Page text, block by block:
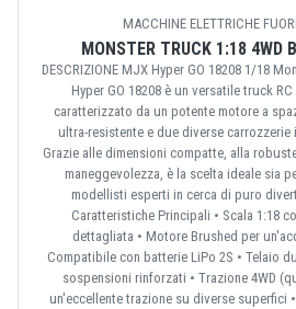
MACCHINE ELETTRICHE
MONSTER TRUCK 1:18 4WD
DESCRIZIONE MJX Hyper GO 18208 1/18
Hyper GO 18208 è un versatile truck
caratterizzato da un potente motore a
ultra-resistente e due diverse carrozzerie
Grazie alle dimensioni compatte, alla
maneggevolezza, è la scelta ideale sia
modellisti esperti in cerca di puro
Caratteristiche Principali • Scala 1:18
dettagliata • Motore Brushed per
Compatibile con batterie LiPo 2S • Telaio
sospensioni rinforzati • Trazione 4WD
un'eccellente trazione su diverse superfici